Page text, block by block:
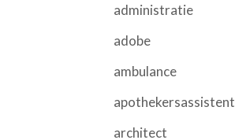
administratie
adobe
ambulance
apothekersassistent
architect